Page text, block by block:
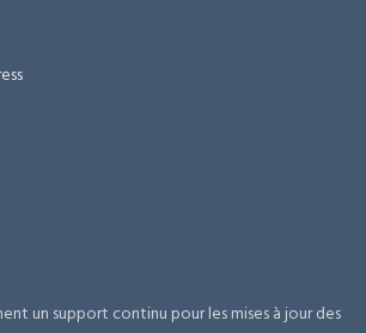
un support continu pour les mises à jour des